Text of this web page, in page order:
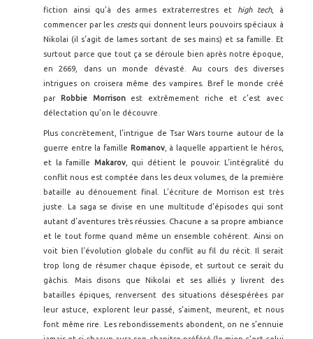
fiction ainsi qu’à des armes extraterrestres et high tech, à
commencer par les crestsqui donnent leurs pouvoirs spéciaux à
Nikolai (il s’agit de lames sortant de ses mains) et sa famille. Et
surtout parce que tout ça se déroule bien après notre époque,
en 2669, dans un monde dévasté. Au cours des diverses
intrigues on croisera même des vampires. Bref le monde créé
par
Robbie Morrisonest extrêmement riche et c’est avec
délectation qu’on le découvre.
Plus concrètement, l’intrigue de Tsar Wars tourne autour de la
guerre entre la famille Romanov, à laquelle appartient le héros,
et la famille Makarov, qui détient le pouvoir. L’intégralité du
conflit nous est comptée dans les deux volumes, de la première
bataille au dénouement final. L’écriture de Morrison est très
juste. La saga se divise en une multitude d’épisodes qui sont
autant d’aventures très réussies. Chacune a sa propre ambiance
et le tout forme quand même un ensemble cohérent. Ainsi on
voit bien l’évolution globale du conflit au fil du récit. Il serait
trop long de résumer chaque épisode, et surtout ce serait du
gâchis. Mais disons que Nikolai et ses alliés y livrent des
batailles épiques, renversent des situations désespérées par
leur astuce, explorent leur passé, s’aiment, meurent, et nous
font même rire. Les rebondissements abondent, on ne s’ennuie